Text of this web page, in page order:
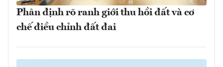
Phân định rõ ranh giới thu hồi đất và cơ
chế điều chỉnh đất đai